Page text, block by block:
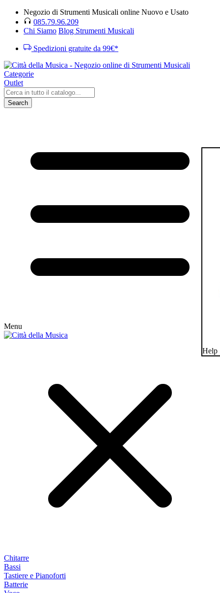
Negozio di Strumenti Musicali online Nuovo e Usato
085.79.96.209
Chi Siamo Blog Strumenti Musicali
Spedizioni gratuite da 99€*
Categorie
Outlet
Search
Menu
Chitarre
Bassi
Tastiere e Pianoforti
Batterie
Help